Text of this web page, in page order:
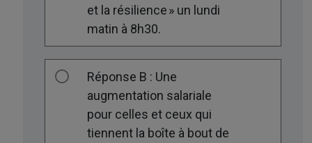
et la résilience » un lundi
matin à 8h30.
Réponse B : Une
augmentation salariale
pour celles et ceux qui
tiennent la boîte à bout de